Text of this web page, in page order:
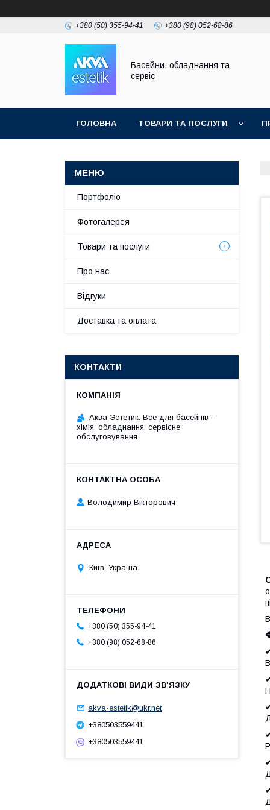
+380 (50) 355-94-41 +380 (98) 052-68-86
Басейни, обладнання та
сервіс
ГОЛОВНА ТОВАРИ ТА ПОСЛУГИ
Портфоліо
Фотогалерея
Товари та послуги
Про нас
Відгуки
Доставка та оплата
КОНТАКТИ
Аква Эстетик. Все для басейнів –
хімія, обладнання, сервісне
обслуговування.
Володимир Вікторович
Київ, Україна
+380 (50) 355-94-41
+380 (98) 052-68-86
akva-estetik@ukr.net
+380503559441
+380503559441